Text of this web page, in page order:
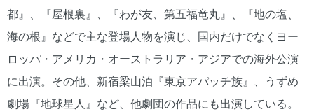
都』、『屋根裏』、『わが友、第五福竜丸』、『地の塩、
海の根』などで主な登場人物を演じ、国内だけでなくヨー
ロッパ・アメリカ・オーストラリア・アジアでの海外公演
に出演。その他、新宿梁山泊『東京アパッチ族』、うずめ
劇場『地球星人』など、他劇団の作品にも出演している。